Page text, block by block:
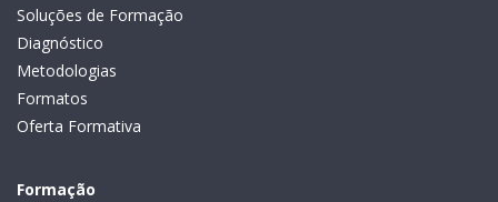
Soluções de Formação
Diagnóstico
Metodologias
Formatos
Oferta Formativa
Formação